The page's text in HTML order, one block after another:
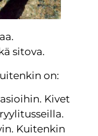
sitova.
on:
Kivet
Kuitenkin